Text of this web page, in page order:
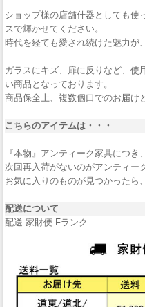
ショップ様の店舗什器としても使
スで輝かせてください。
時代を経ても愛され続けた魅力が
ガラスにキズ、扉に反りなど、使
い商品となっております。
商品保全上、複数個口でのお届け
こちらのアイテムは・・・
『本物』アンティーク家具につき
次回再入荷がないのがアンティー
お気に入りのものが見つかったら
配送について
配送:家財便 Fランク